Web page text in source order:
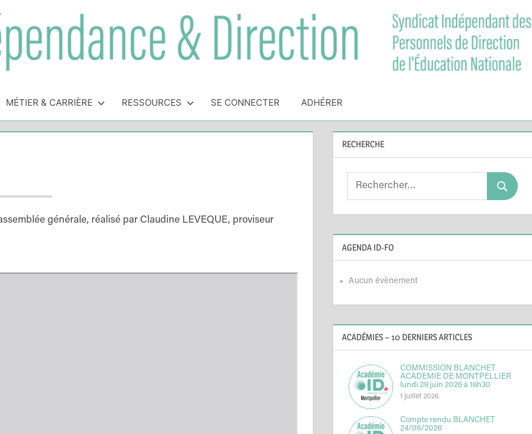
MÉTIER & CARRIÈRE RESSOURCES SE CONNECTER ADHÉRER
générale, réalisé par Claudine LEVEQUE, proviseur
RECHERCHE
Search
Search
AGENDA ID-FO
Aucun évènement
ACADÉMIES – 10 DERNIERS ARTICLES
COMMISSION BLANCHET
ACADEMIE DE MONTPELLIER
lundi 29 juin 2026 à 16h30
1 juillet 2026
Compte rendu BLANCHET
24/06/2026